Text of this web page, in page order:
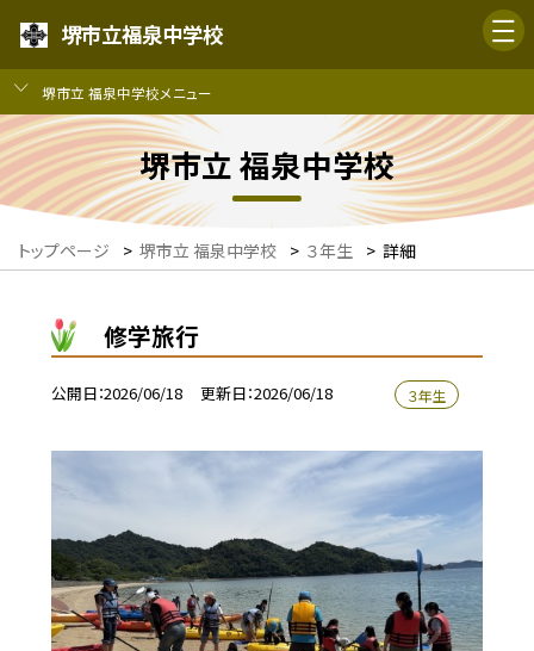
堺市立福泉中学校
堺市立 福泉中学校メニュー
堺市立 福泉中学校
トップページ > 堺市立 福泉中学校 > ３年生 > 詳細
修学旅行
公開日 2026/06/18 更新日 2026/06/18 ３年生